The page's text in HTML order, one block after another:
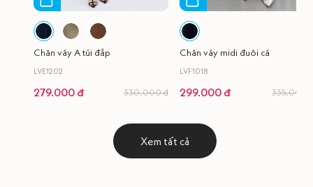
Chân váy A túi đắp
LVE1202
279.000 đ 330.000 đ
Chân váy midi đuôi cá
LVF1018
299.000 đ 335.000
Xem tất cả